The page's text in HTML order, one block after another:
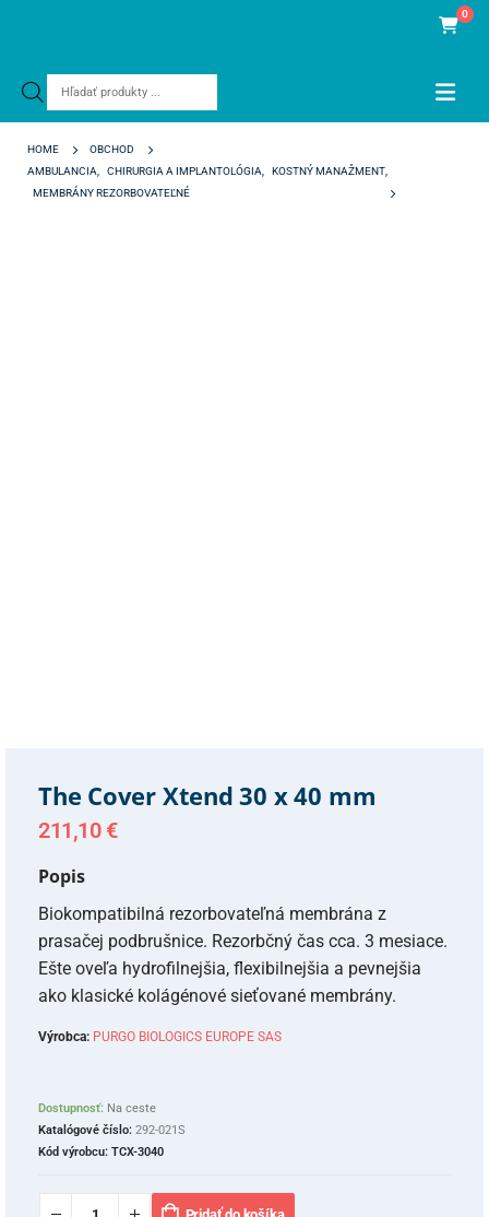
Products
0
HOME
OBCHOD
AMBULANCIA
CHIRURGIA A IMPLANTOLÓGIA KOSTNÝ MANAŽMENT
MEMBRÁNY REZORBOVATEĽNÉ
The Cover Xtend 30 x 40 mm
211,10 €
Popis
Biokompatibilná rezorbovateľná membrána z
prasačej podbrušnice. Rezorbčný čas cca. 3 mesiace.
Ešte oveľa hydrofilnejšia, flexibilnejšia a pevnejšia
ako klasické kolágénové sieťované membrány.
Výrobca: PURGO BIOLOGICS EUROPE SAS
Dostupnosť: Na ceste
Katalógové číslo: 292-021S
Kód výrobcu: TCX-3040